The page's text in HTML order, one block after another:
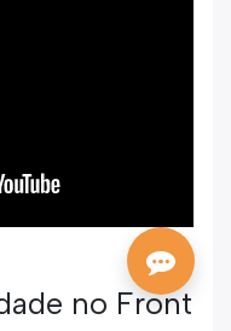
no Front